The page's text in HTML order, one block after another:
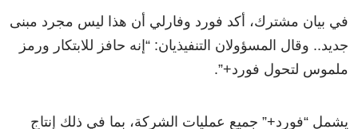
في بيان مشترك، أكد فورد وفارلي أن هذا ليس مجرد مبنى
جديد.. وقال المسؤولان التنفيذيان: “إنه حافز للابتكار ورمز
ملموس لتحول فورد+”.
يشمل “فورد+” جميع عمليات الشركة، بما في ذلك إنتاج